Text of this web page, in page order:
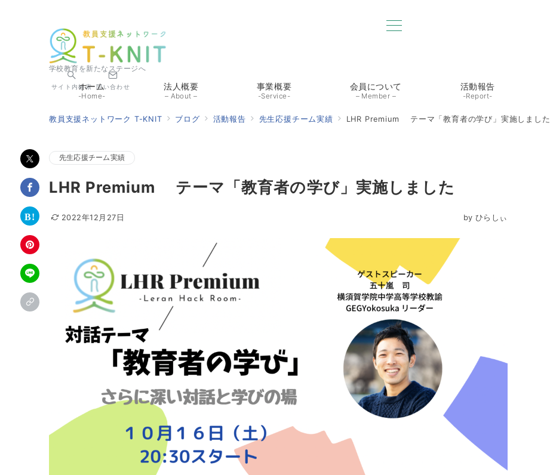
学校教育を新たなステージへ
サイト内検索 問い合わせ
ホーム
-Home-
法人概要
– About –
事業概要
-Service-
会員について
– Member –
活動報告
-Report-
教員支援ネットワーク T-KNIT ブログ 活動報告 先生応援チーム実績 LHR Premium テーマ「教育者の学び」実施しました
先生応援チーム実績
LHR Premium テーマ「教育者の学び」実施しました
2022年12月27日 by ひらしぃ